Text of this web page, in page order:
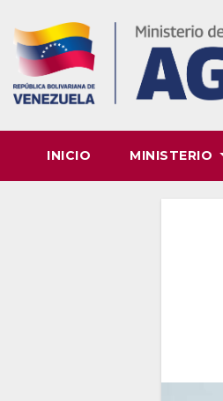
content
INICIO MINISTERIO